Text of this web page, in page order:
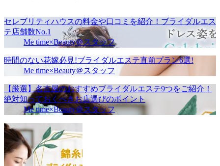
セレブリティハウスの料金や口コミを紹介！ブライダルエス
テ店舗数No.1
Me time×Beauty＠スタッフ
時間のない花嫁必見!ブライダルエステ直前プラン6選!
Me time×Beauty＠スタッフ
【厳選】名古屋のおすすめブライダルエステ9つをご紹介！
絶対知っておくべきお店選びのポイント
Me time×Beauty＠スタッフ